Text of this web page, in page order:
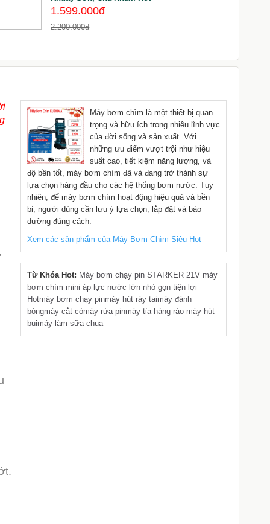
1.599.000đ
2.200.000đ
Máy bơm chìm là một thiết bị quan
trọng và hữu ích trong nhiều lĩnh vực
của đời sống và sản xuất. Với
những ưu điểm vượt trội như hiệu
suất cao, tiết kiệm năng lượng, và
độ bền tốt, máy bơm chìm đã và đang trở thành sự
lựa chọn hàng đầu cho các hệ thống bơm nước. Tuy
nhiên, để máy bơm chìm hoạt động hiệu quả và bền
bỉ, người dùng cần lưu ý lựa chọn, lắp đặt và bảo
dưỡng đúng cách.
Xem các sản phẩm của Máy Bơm Chìm Siêu Hot
Từ Khóa Hot: Máy bơm chạy pin STARKER 21Vmáy
bơm chìm mini áp lực nước lớnnhỏ gọntiện lợi
Hotmáy bơm chạy pinmáy hút ráy taimáy đánh
bóngmáy cắt cỏmáy rửa pinmáy tỉa hàng rào máy hút
bụimáy làm sữa chua